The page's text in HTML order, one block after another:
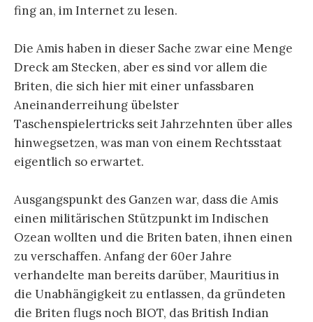
fing an, im Internet zu lesen.
Die Amis haben in dieser Sache zwar eine Menge
Dreck am Stecken, aber es sind vor allem die
Briten, die sich hier mit einer unfassbaren
Aneinanderreihung übelster
Taschenspielertricks seit Jahrzehnten über alles
hinwegsetzen, was man von einem Rechtsstaat
eigentlich so erwartet.
Ausgangspunkt des Ganzen war, dass die Amis
einen militärischen Stützpunkt im Indischen
Ozean wollten und die Briten baten, ihnen einen
zu verschaffen. Anfang der 60er Jahre
verhandelte man bereits darüber, Mauritius in
die Unabhängigkeit zu entlassen, da gründeten
die Briten flugs noch BIOT, das British Indian